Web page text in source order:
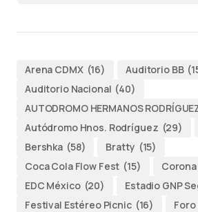
Arena CDMX (16) Auditorio BB
Auditorio Nacional (40)
AUTODROMO HERMANOS
Autódromo Hnos. Rodríguez (29)
Bershka (58) Bratty (15)
Coca Cola Flow Fest (15)
EDC México (20) Estadio GNP
Festival Estéreo Picnic (16) Foro